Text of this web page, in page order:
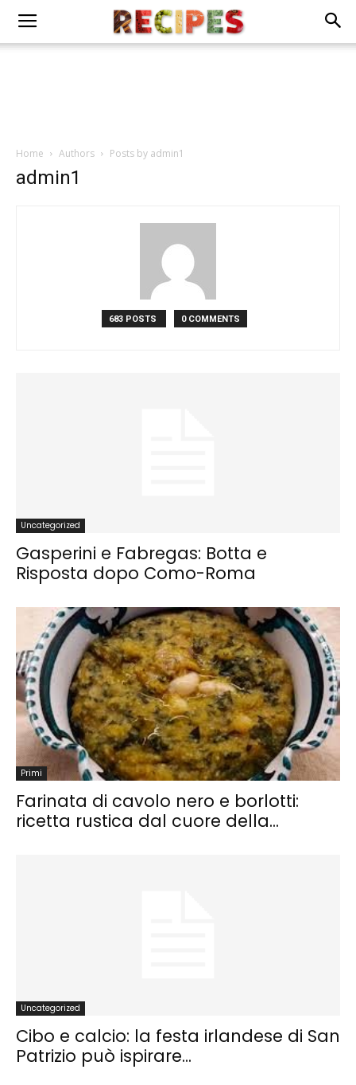
Home Authors Posts by admin1
admin1
683 POSTS 0 COMMENTS
Uncategorized
Gasperini e Fabregas: Botta e
Risposta dopo Como-Roma
Primi
Farinata di cavolo nero e borlotti:
ricetta rustica dal cuore della...
Uncategorized
Cibo e calcio: la festa irlandese di San
Patrizio può ispirare...